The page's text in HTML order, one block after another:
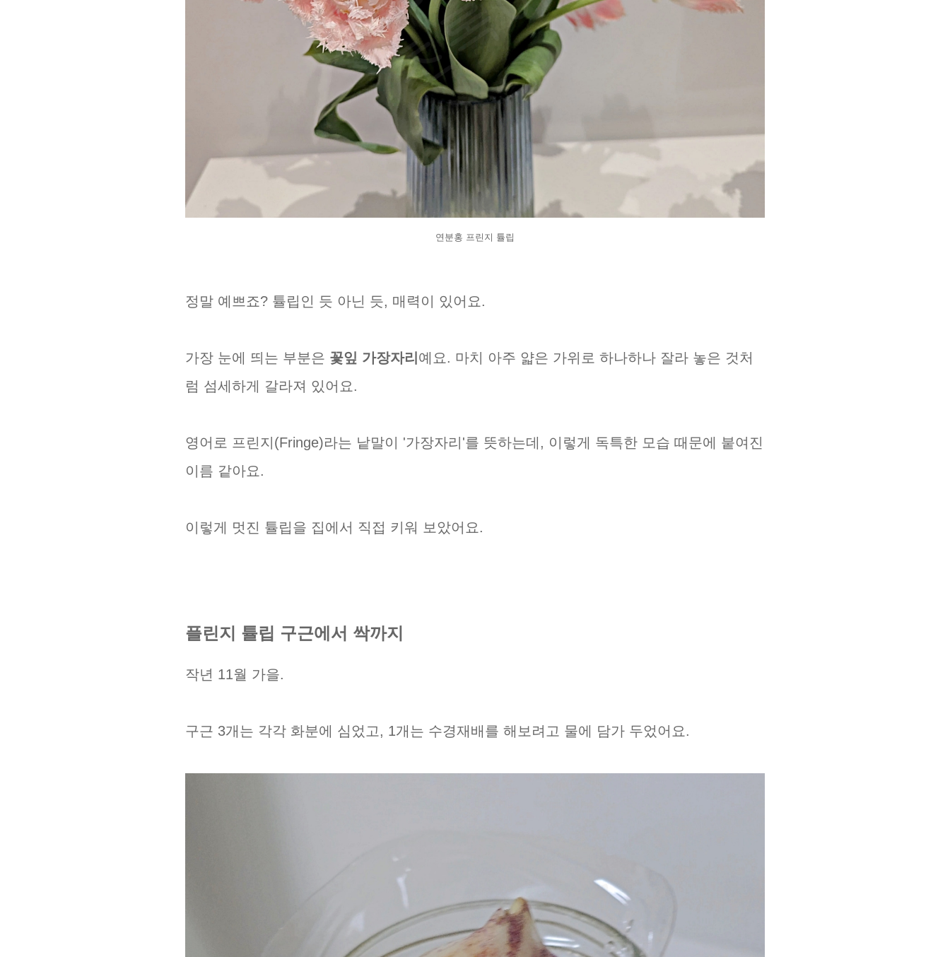
연분홍 프린지 튤립
정말 예쁘죠? 튤립인 듯 아닌 듯, 매력이 있어요.
가장 눈에 띄는 부분은 꽃잎 가장자리 예요. 마치 아주 얇은 가위로 하나하나 잘라 놓은 것처
럼 섬세하게 갈라져 있어요.
영어로 프린지(Fringe)라는 낱말이 '가장자리'를 뜻하는데, 이렇게 독특한 모습 때문에 붙여진
이름 같아요.
이렇게 멋진 튤립을 집에서 직접 키워 보았어요.
플린지 튤립 구근에서 싹까지
작년 11월 가을.
구근 3개는 각각 화분에 심었고, 1개는 수경재배를 해보려고 물에 담가 두었어요.